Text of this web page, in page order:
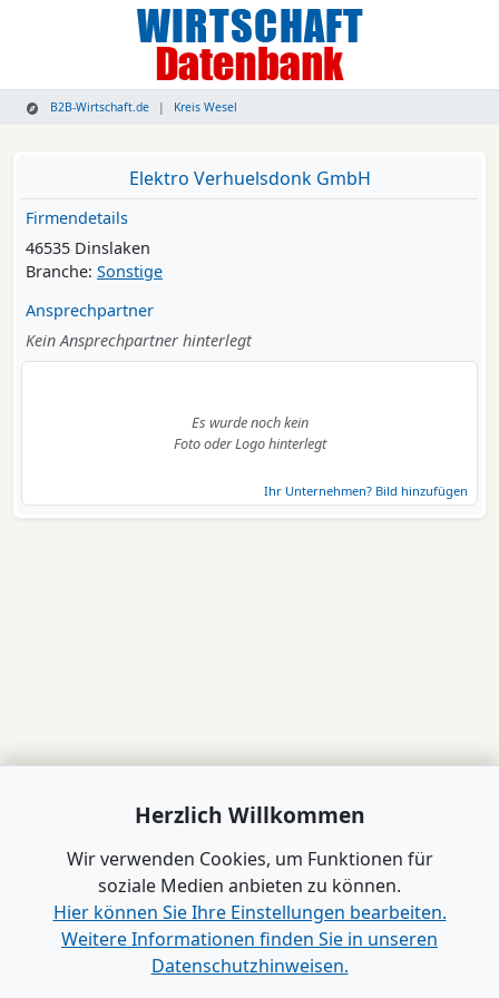
B2B-Wirtschaft.de Kreis Wesel
Elektro Verhuelsdonk GmbH
Firmendetails
46535 Dinslaken
Branche: Sonstige
Ansprechpartner
Kein Ansprechpartner hinterlegt
Es wurde noch kein
Foto oder Logo hinterlegt
Ihr Unternehmen? Bild hinzufügen
Herzlich Willkommen
Wir verwenden Cookies, um Funktionen für
soziale Medien anbieten zu können.
Hier können Sie Ihre Einstellungen bearbeiten.
Weitere Informationen finden Sie in unseren
Datenschutzhinweisen.